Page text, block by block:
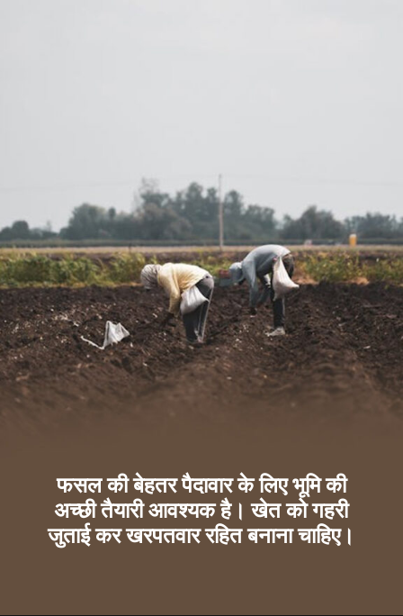
फसल की बेहतर पैदावार के लिए भूमि की
अच्छी तैयारी आवश्यक है। खेत को गहरी
जुताई कर खरपतवार रहित बनाना चाहिए।